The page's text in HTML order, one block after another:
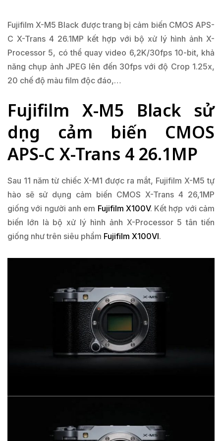
Fujifilm X-M5 Black được trang bị cảm biến CMOS APS-
C X-Trans 4 26.1MP kết hợp với bộ xử lý hình ảnh X-
Processor 5, có thể quay video 6,2K/30fps 10-bit, khả
năng chụp ảnh JPEG lên đến 30fps với độ Crop 1.25x,
20 chế độ màu film độc đáo,…
Fujifilm X-M5 Black sử
dụng cảm biến CMOS
APS-C X-Trans 4 26.1MP
Sau 11 năm từ chiếc X-M1 được ra mắt, Fujifilm X-M5 tự
hào sẽ sử dụng cảm biến CMOS X-Trans 4 26,1MP
giống với người anh em Fujifilm X100V. Kết hợp với cảm
biến lớn là bộ xử lý hình ảnh X-Processor 5 tân tiến
giống như trên siêu phẩm Fujifilm X100VI.